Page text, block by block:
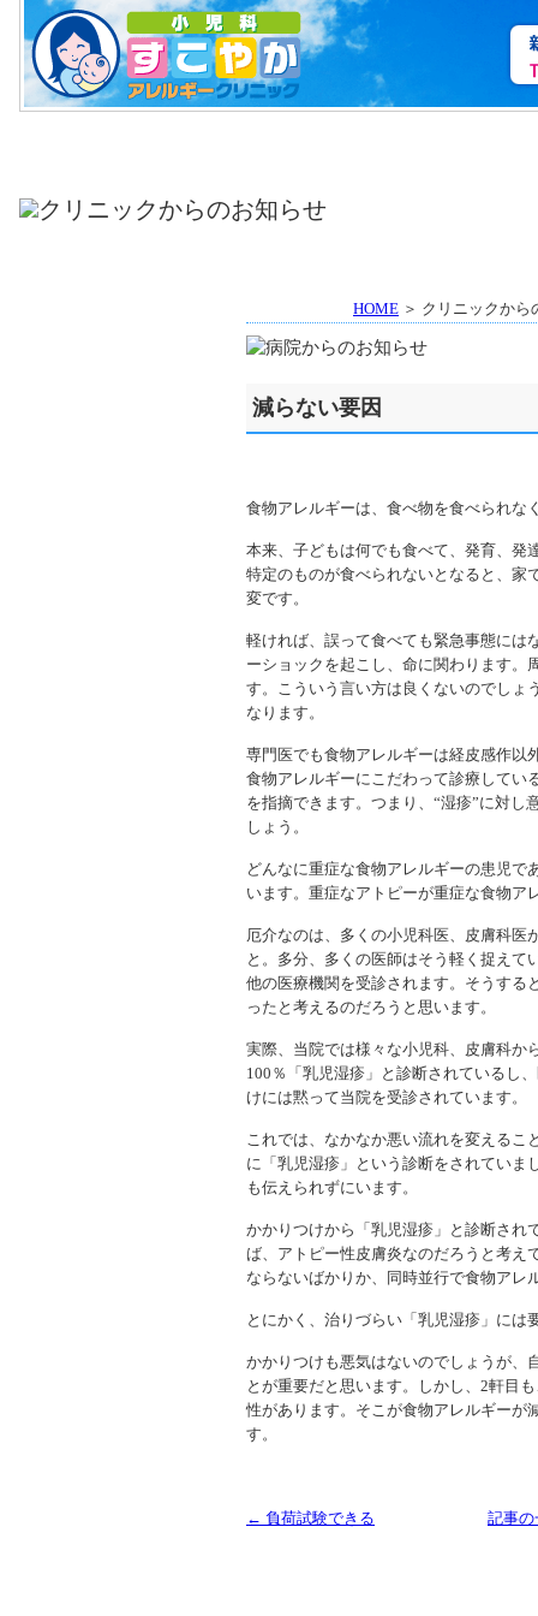
HOME ＞ クリニックか
減らない要因
食物アレルギーは、食べ物を食べられな
本来、子どもは何でも食べて、発育、発
特定のものが食べられないとなると、家
変です。
軽ければ、誤って食べても緊急事態には
ーショックを起こし、命に関わります。
す。こういう言い方は良くないのでしょ
なります。
専門医でも食物アレルギーは経皮感作以
食物アレルギーにこだわって診療してい
を指摘できます。つまり、“湿疹”に対し
しょう。
どんなに重症な食物アレルギーの患児で
います。重症なアトピーが重症な食物ア
厄介なのは、多くの小児科医、皮膚科医
と。多分、多くの医師はそう軽く捉えて
他の医療機関を受診されます。そうする
ったと考えるのだろうと思います。
実際、当院では様々な小児科、皮膚科か
100％「乳児湿疹」と診断されているし
けには黙って当院を受診されています。
これでは、なかなか悪い流れを変えるこ
に「乳児湿疹」という診断をされていま
も伝えられずにいます。
かかりつけから「乳児湿疹」と診断され
ば、アトピー性皮膚炎なのだろうと考え
ならないばかりか、同時並行で食物アレ
とにかく、治りづらい「乳児湿疹」には
かかりつけも悪気はないのでしょうが、
とが重要だと思います。しかし、2軒目
性があります。そこが食物アレルギーが
す。
← 負荷試験できる 記事の